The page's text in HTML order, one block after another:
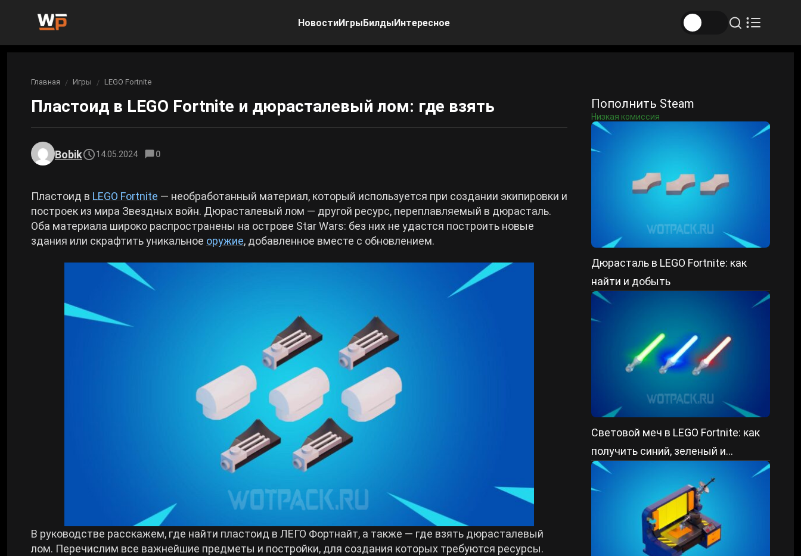
НовостиИгрыБилдыИнтересное
Новости Genshin Impact
Новости Honkai: Star Rail
Новости Zenless Zone Zero
Honkai: Star Rail
Neverness to Everness
Gothic 1 Remake
Arknights: Endfield
Crimson Desert
Билды Genshin Impact
Билды Zenless Zone Zero
Билды Arknights: Endfield
Билды Wuthering Waves
Интересное
Аниме
Фильмы и сериалы
Вы здесь:
Главная Игры LEGO Fortnite
Пластоид в LEGO Fortnite и дюрасталевый лом: где взять
Bobik 14.05.2024 0
Пластоид в LEGO Fortnite — необработанный материал, который используется при создании экипировки и
построек из мира Звездных войн. Дюрасталевый лом — другой ресурс, переплавляемый в дюрасталь.
Оба материала широко распространены на острове Star Wars: без них не удастся построить новые
здания или скрафтить уникальное оружие, добавленное вместе с обновлением.
В руководстве расскажем, где найти пластоид в ЛЕГО Фортнайт, а также — где взять дюрасталевый
лом. Перечислим все важнейшие предметы и постройки, для создания которых требуются ресурсы.
Пополнить Steam
Низкая комиссия
Дюрасталь в LEGO Fortnite: как
найти и добыть
Световой меч в LEGO Fortnite: как
получить синий, зеленый и
красный